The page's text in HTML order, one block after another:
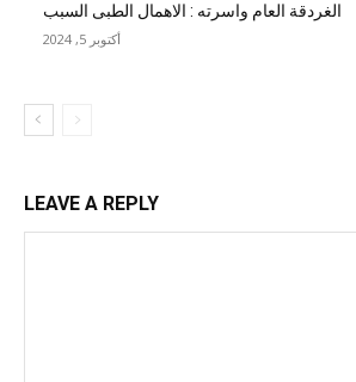
الغردقة العام واسرته : الاهمال الطبى السبب
أكتوبر 5, 2024
LEAVE A REPLY